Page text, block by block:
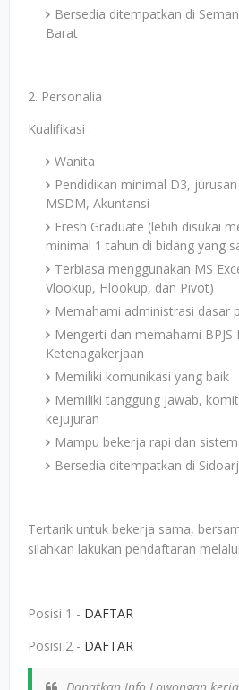
Bersedia ditempatkan di
Barat
2. Personalia
Kualifikasi :
Wanita
Pendidikan minimal D3,
MSDM, Akuntansi
Fresh Graduate (lebih disukai
minimal 1 tahun di bidang yang
Terbiasa menggunakan MS
Vlookup, Hlookup, dan Pivot)
Memahami administrasi dasar
Mengerti dan memahami BPJS
Ketenagakerjaan
Memiliki komunikasi yang baik
Memiliki tanggung jawab,
kejujuran
Mampu bekerja rapi dan
Bersedia ditempatkan di
Tertarik untuk bekerja sama,
silahkan lakukan pendaftaran
Posisi 1 - DAFTAR
Posisi 2 - DAFTAR